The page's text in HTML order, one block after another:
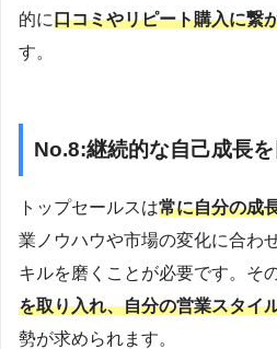
的に口コミやリピート購入に繋
す。
No.8:継続的な自己成長
トップセールスは常に自分の成
業ノウハウや市場の変化に合わ
キルを磨くことが必要です。そ
を取り入れ、自分の営業スタイ
勢が求められます。